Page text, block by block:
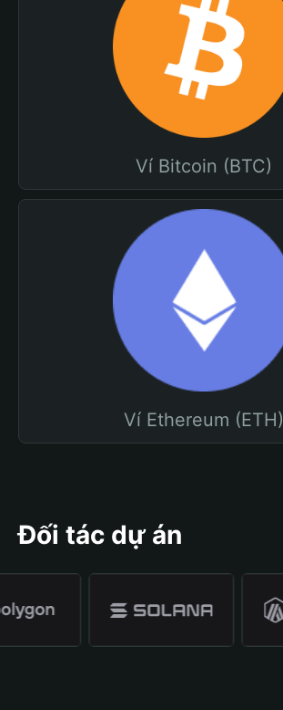
Ví Bitcoin (BTC)
Ví Ethereum (ETH)
Đối tác dự án